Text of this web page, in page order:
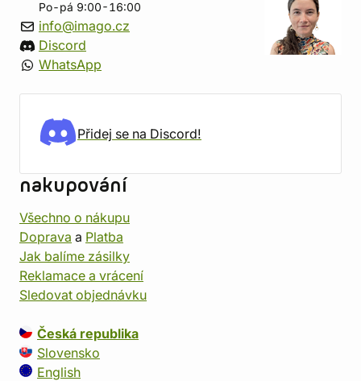
Po-pá 9:00-16:00
info@imago.cz
Discord
WhatsApp
Přidej se na Discord!
nakupování
Všechno o nákupu
Doprava a Platba
Jak balíme zásilky
Reklamace a vrácení
Sledovat objednávku
Česká republika
Slovensko
English